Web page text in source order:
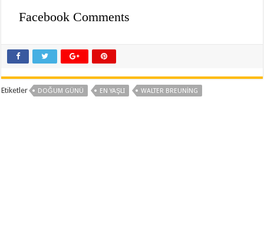
Facebook Comments
Etiketler DOĞUM GÜNÜ EN YAŞLI WALTER BREUNING